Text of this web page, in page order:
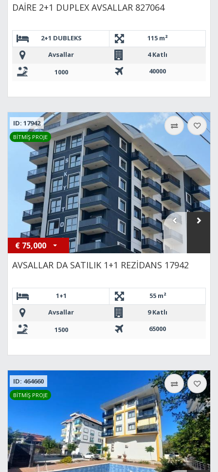
DAİRE 2+1 DUPLEX AVSALLAR 827064
2+1 DUBLEKS
115 m²
Avsallar
4 Katlı
1000
40000
ID: 17942
BİTMİŞ PROJE
€ 75,000
AVSALLAR DA SATILIK 1+1 REZİDANS 17942
1+1
55 m²
Avsallar
9 Katlı
1500
65000
ID: 464660
BİTMİŞ PROJE